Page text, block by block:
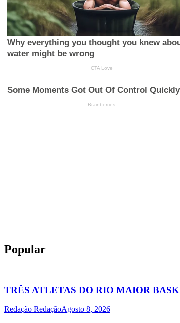
Popular
TRÊS ATLETAS DO RIO MAIOR
Redação RedaçãoAgosto 8, 2026